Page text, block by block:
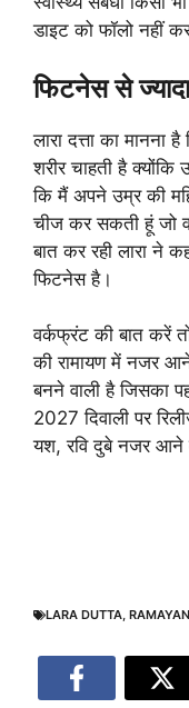
डाइट को फॉलो नहीं
फिटनेस से
लारा दत्ता का मानना
शरीर चाहती है
कि मैं अपने उम्र की
चीज कर सकती हूं जो
बात कर रही लारा ने
फिटनेस है।
वर्कफ्रंट की बात करें
की रामायण में नजर आने
बनने वाली है जिसका
2027 दिवाली पर
यश, रवि दुबे नजर आने
LARA DUTTA,